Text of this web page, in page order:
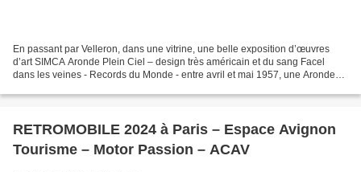
En passant par Velleron, dans une vitrine, une belle exposition d’œuvres
d’art SIMCA Aronde Plein Ciel – design très américain et du sang Facel
dans les veines - Records du Monde - entre avril et mai 1957, une Aronde
RETROMOBILE 2024 à Paris – Espace Avignon
Tourisme – Motor Passion – ACAV